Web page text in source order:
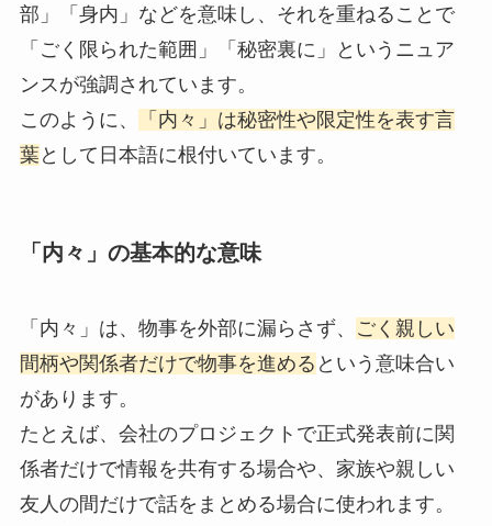
部」「身内」などを意味し、それを重ねることで
「ごく限られた範囲」「秘密裏に」というニュア
ンスが強調されています。
このように、
「内々」は秘密性や限定性を表す言
葉として日本語に根付いています。
「内々」の基本的な意味
「内々」は、物事を外部に漏らさず、
ごく親しい
間柄や関係者だけで物事を進める という意味合い
があります。
たとえば、会社のプロジェクトで正式発表前に関
係者だけで情報を共有する場合や、家族や親しい
友人の間だけで話をまとめる場合に使われます。